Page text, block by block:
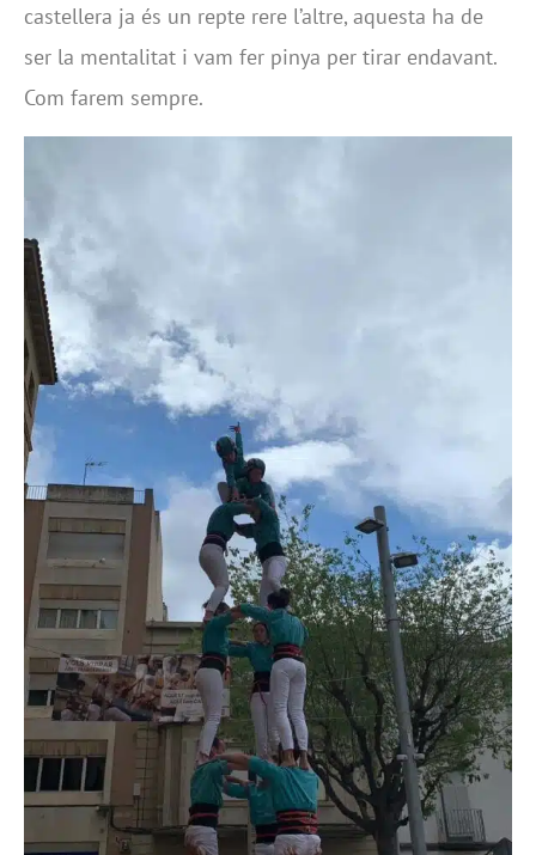
castellera ja és un repte rere l’altre, aquesta ha de
ser la mentalitat i vam fer pinya per tirar endavant.
Com farem sempre.